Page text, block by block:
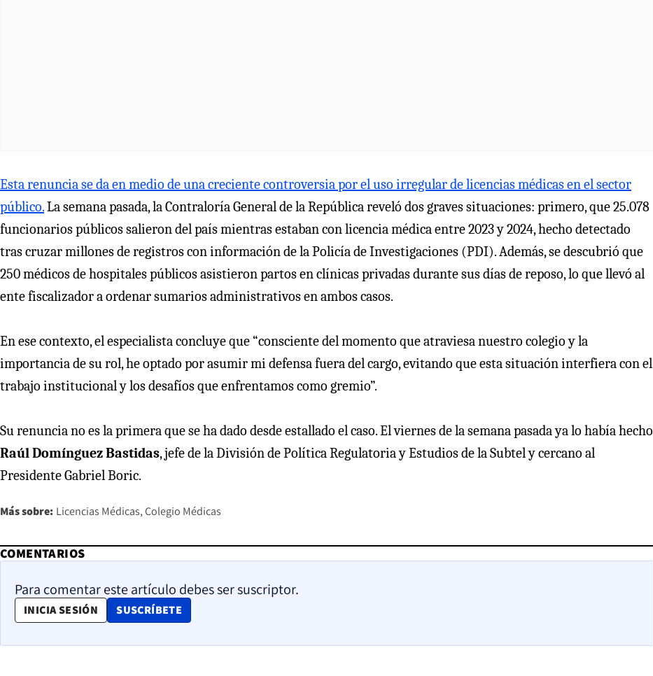
Esta renuncia se da en medio de una creciente controversia por el uso irregular de licencias médicas en el sector
público.La semana pasada, la Contraloría General de la República reveló dos graves situaciones: primero, que 25.078
funcionarios públicos salieron del país mientras estaban con licencia médica entre 2023 y 2024, hecho detectado
tras cruzar millones de registros con información de la Policía de Investigaciones (PDI). Además, se descubrió que
250 médicos de hospitales públicos asistieron partos en clínicas privadas durante sus días de reposo, lo que llevó al
ente fiscalizador a ordenar sumarios administrativos en ambos casos.
En ese contexto, el especialista concluye que “consciente del momento que atraviesa nuestro colegio y la
importancia de su rol, he optado por asumir mi defensa fuera del cargo, evitando que esta situación interfiera con el
trabajo institucional y los desafíos que enfrentamos como gremio”.
Su renuncia no es la primera que se ha dado desde estallado el caso. El viernes de la semana pasada ya lo había hecho
Raúl Domínguez Bastidas, jefe de la División de Política Regulatoria y Estudios de la Subtel y cercano al
Presidente Gabriel Boric.
Más sobre: Licencias Médicas Colegio Médicas
COMENTARIOS
Para comentar este artículo debes ser suscriptor.
INICIA SESIÓN SUSCRÍBETE
OPENS IN NEW WINDOW